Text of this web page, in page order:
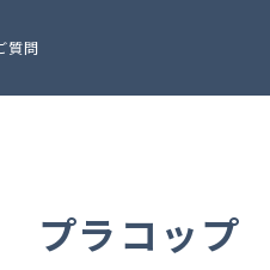
質問
プラコップ